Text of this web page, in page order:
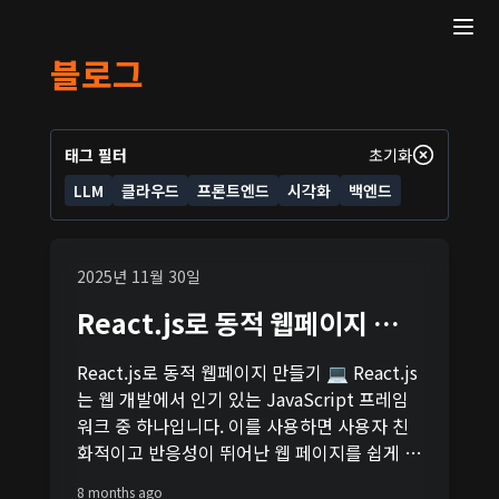
블로그
태그 필터
초기화
LLM
클라우드 프론트엔드 시각화 백엔드
2025년 11월 30일
React.js로 동적 웹페이지 만들
기 💻
React.js로 동적 웹페이지 만들기 💻 React.js
는 웹 개발에서 인기 있는 JavaScript 프레임
워크 중 하나입니다. 이를 사용하면 사용자 친
화적이고 반응성이 뛰어난 웹 페이지를 쉽게 만
8 months ago